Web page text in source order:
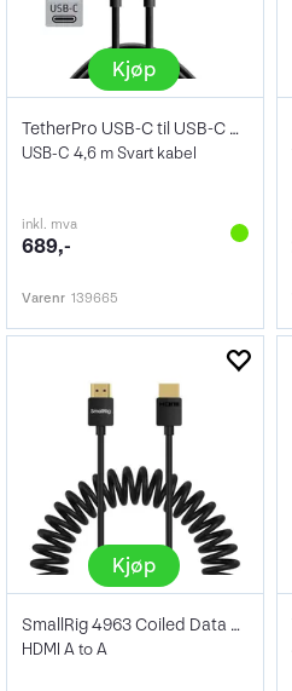
Kjøp
TetherPro USB-C til USB-C 4,6m Black
USB-C 4,6 m Svart kabel
inkl. mva
689,-
Varenr 139665
Kjøp
SmallRig 4963 Coiled Data Cable
HDMI A to A